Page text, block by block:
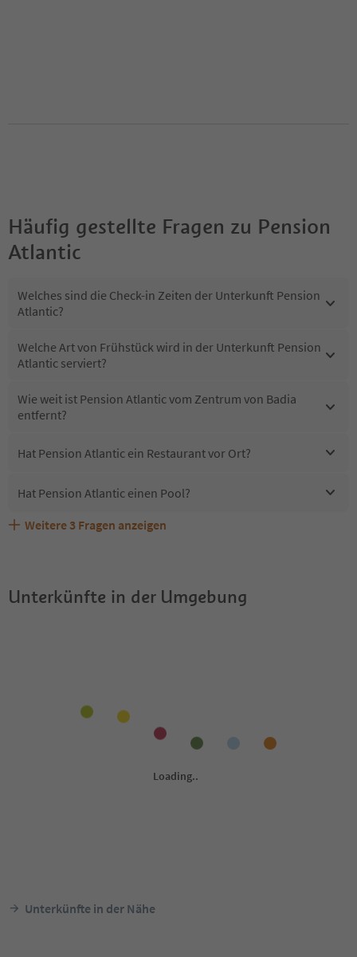
Häufig gestellte Fragen zu Pension
Atlantic
Welches sind die Check-in Zeiten der Unterkunft Pension
Atlantic?
Welche Art von Frühstück wird in der Unterkunft Pension
Atlantic serviert?
Wie weit ist Pension Atlantic vom Zentrum von Badia
entfernt?
Hat Pension Atlantic ein Restaurant vor Ort?
Hat Pension Atlantic einen Pool?
Sind Haustiere in der Unterkunft Pension Atlantic
Welche Services bietet Pension Atlantic?
Erhalten die Gäste von Pension Atlantic einen Südtirol
Weitere 3 Fragen anzeigen
Unterkünfte in der Umgebung
Unterkünfte in der Nähe